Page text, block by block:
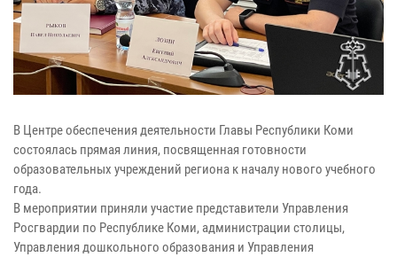
В Центре обеспечения деятельности Главы Республики Коми
состоялась прямая линия, посвященная готовности
образовательных учреждений региона к началу нового учебного
года.
В мероприятии приняли участие представители Управления
Росгвардии по Республике Коми, администрации столицы,
Управления дошкольного образования и Управления